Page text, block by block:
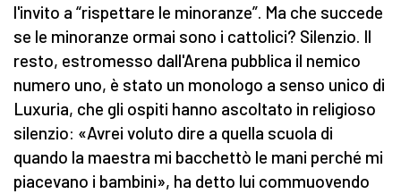
l'invito a “rispettare le minoranze”. Ma che succede
se le minoranze ormai sono i cattolici? Silenzio. Il
resto, estromesso dall'Arena pubblica il nemico
numero uno, è stato un monologo a senso unico di
Luxuria, che gli ospiti hanno ascoltato in religioso
silenzio: «Avrei voluto dire a quella scuola di
quando la maestra mi bacchettò le mani perché mi
piacevano i bambini», ha detto lui commuovendo